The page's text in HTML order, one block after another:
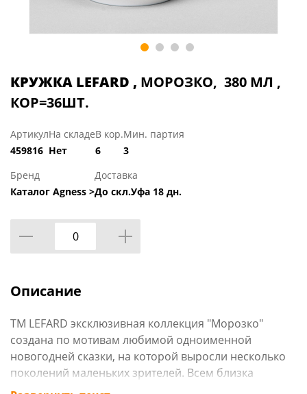
КРУЖКА LEFARD , МОРОЗКО, 380 МЛ ,
КОР=36ШТ.
Артикул
459816
На складе
Нет
В кор.
6
Мин. партия
3
Бренд
Каталог Agness >
Доставка
До скл.Уфа 18 дн.
Описание
ТМ LEFARD эксклюзивная коллекция "Морозко"
создана по мотивам любимой одноименной
новогодней сказки, на которой выросли несколько
поколений маленьких зрителей. Всем близка
история доброй и красивой девушки Настеньки,